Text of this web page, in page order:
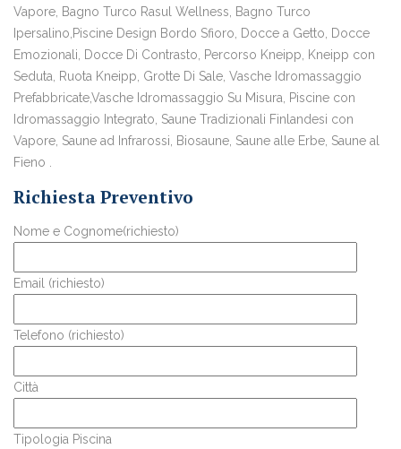
Vapore, Bagno Turco Rasul Wellness, Bagno Turco
Ipersalino,Piscine Design Bordo Sfioro, Docce a Getto, Docce
Emozionali, Docce Di Contrasto, Percorso Kneipp, Kneipp con
Seduta, Ruota Kneipp, Grotte Di Sale, Vasche Idromassaggio
Prefabbricate,Vasche Idromassaggio Su Misura, Piscine con
Idromassaggio Integrato, Saune Tradizionali Finlandesi con
Vapore, Saune ad Infrarossi, Biosaune, Saune alle Erbe, Saune al
Fieno .
Richiesta Preventivo
Nome e Cognome(richiesto)
Email (richiesto)
Telefono (richiesto)
Città
Tipologia Piscina